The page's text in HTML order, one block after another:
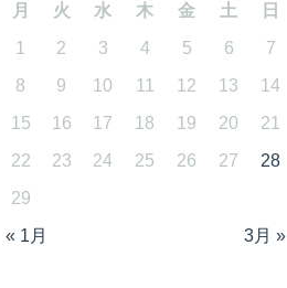
月
火 水 木 金 土 日
« 1月 3月 »
1 2 3 4 5 6
7
8
9 10 11 12 13
14
15
16 17 18 19 20
21
22
23 24 25 26 27
28
29